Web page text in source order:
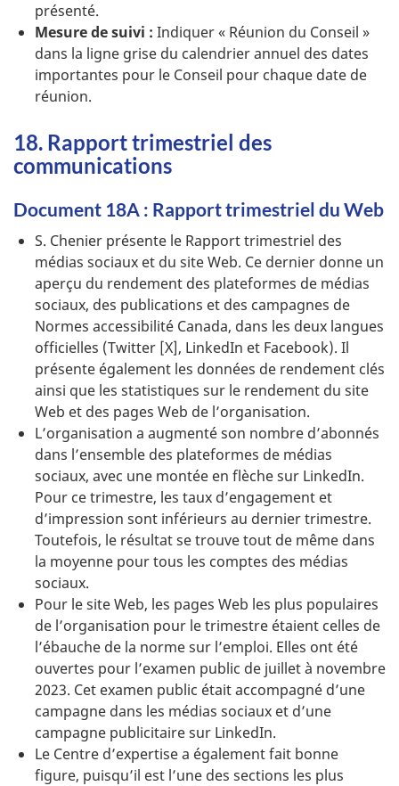
présenté.
Mesure de suivi : Indiquer « Réunion du Conseil »
dans la ligne grise du calendrier annuel des dates
importantes pour le Conseil pour chaque date de
réunion.
18. Rapport trimestriel des
communications
Document 18A : Rapport trimestriel du Web
S. Chenier présente le Rapport trimestriel des
médias sociaux et du site Web. Ce dernier donne un
aperçu du rendement des plateformes de médias
sociaux, des publications et des campagnes de
Normes accessibilité Canada, dans les deux langues
officielles (Twitter [X], LinkedIn et Facebook). Il
présente également les données de rendement clés
ainsi que les statistiques sur le rendement du site
Web et des pages Web de l’organisation.
L’organisation a augmenté son nombre d’abonnés
dans l’ensemble des plateformes de médias
sociaux, avec une montée en flèche sur LinkedIn.
Pour ce trimestre, les taux d’engagement et
d’impression sont inférieurs au dernier trimestre.
Toutefois, le résultat se trouve tout de même dans
la moyenne pour tous les comptes des médias
sociaux.
Pour le site Web, les pages Web les plus populaires
de l’organisation pour le trimestre étaient celles de
l’ébauche de la norme sur l’emploi. Elles ont été
ouvertes pour l’examen public de juillet à novembre
2023. Cet examen public était accompagné d’une
campagne dans les médias sociaux et d’une
campagne publicitaire sur LinkedIn.
Le Centre d’expertise a également fait bonne
figure, puisqu’il est l’une des sections les plus